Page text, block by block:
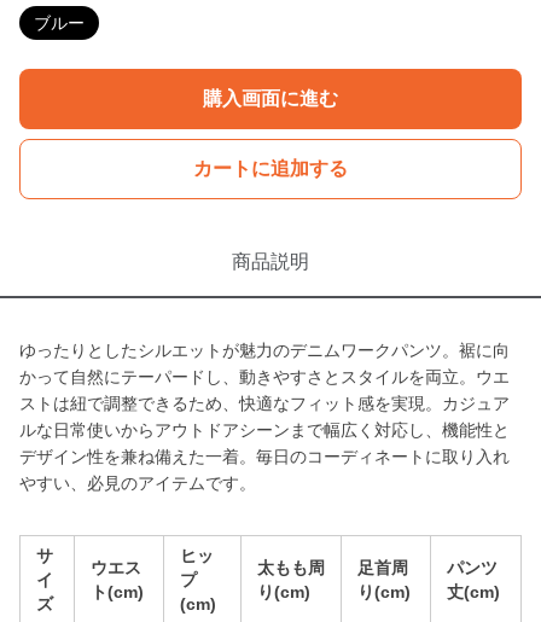
ブルー
購入画面に進む
カートに追加する
商品説明
ゆったりとしたシルエットが魅力のデニムワークパンツ。裾に向
かって自然にテーパードし、動きやすさとスタイルを両立。ウエ
ストは紐で調整できるため、快適なフィット感を実現。カジュア
ルな日常使いからアウトドアシーンまで幅広く対応し、機能性と
デザイン性を兼ね備えた一着。毎日のコーディネートに取り入れ
やすい、必見のアイテムです。
サ
イ
ズ
ウエス
ト(cm)
ヒッ
プ
(cm)
太もも周
り(cm)
足首周
り(cm)
パンツ
丈(cm)